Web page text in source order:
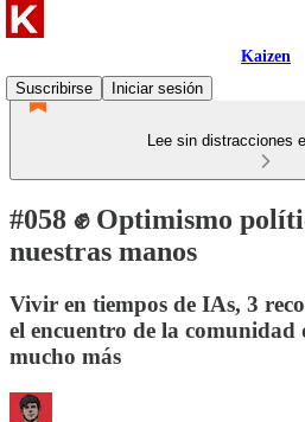
Kaizen
Suscribirse
Iniciar sesión
Lee sin distracciones
#058 ✊ Optimismo
nuestras manos
Vivir en tiempos de IAs, 3
el encuentro de la comunidad
mucho más